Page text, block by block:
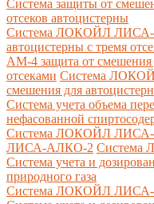
Система защиты от
отсеков автоцистерны
Система ЛОКОЙЛ ЛИСА-
автоцистерны с тремя
AM-4 защита от
отсеками Система
смешения для
Система учета объема
нефасованной
Система ЛОКОЙЛ
ЛИСА-АЛКО-2
Система учета и
природного газа
Система ЛОКОЙЛ